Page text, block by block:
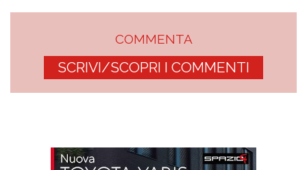
COMMENTA
SCRIVI/SCOPRI I COMMENTI